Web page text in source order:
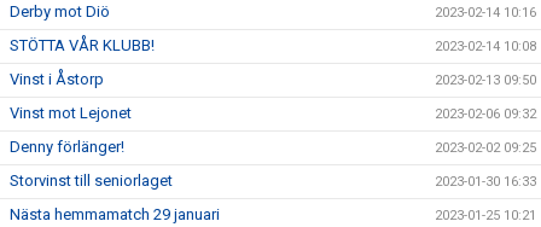
Derby mot Diö 2023-02-14 10:16
STÖTTA VÅR KLUBB! 2023-02-14 10:08
Vinst i Åstorp 2023-02-13 09:50
Vinst mot Lejonet 2023-02-06 09:32
Denny förlänger! 2023-02-02 09:25
Storvinst till seniorlaget 2023-01-30 16:33
Nästa hemmamatch 29 januari 2023-01-25 10:21